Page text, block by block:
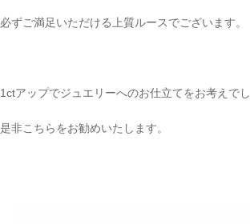
必ずご満足いただける上質ルースでございます。
1ctアップでジュエリーへのお仕立てをお考えで
是非こちらをお勧めいたします。